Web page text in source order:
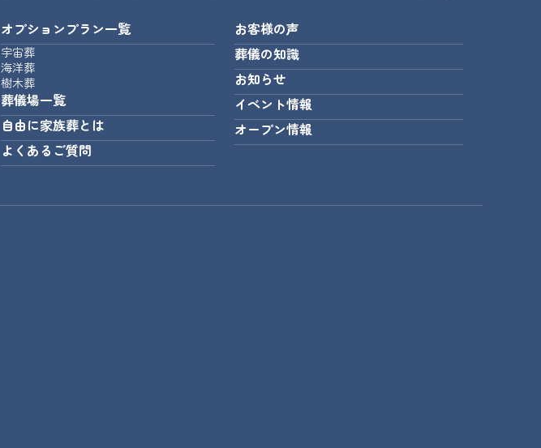
オプションプラン一覧
宇宙葬
海洋葬
樹木葬
葬儀場一覧
自由に家族葬とは
よくあるご質問
お客様の声
葬儀の知識
お知らせ
イベント情報
オープン情報